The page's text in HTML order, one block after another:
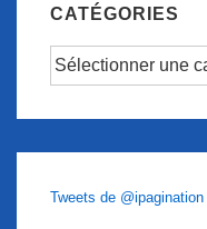
CATÉGORIES
Catégories
Tweets de @ipagination